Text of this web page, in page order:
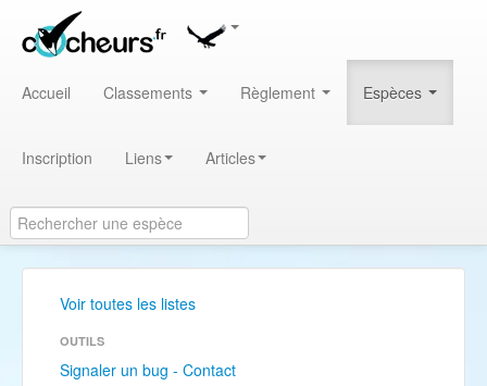
Accueil Classements Règlement Espèces
Inscription Liens Articles
Voir toutes les listes
OUTILS
Signaler un bug - Contact